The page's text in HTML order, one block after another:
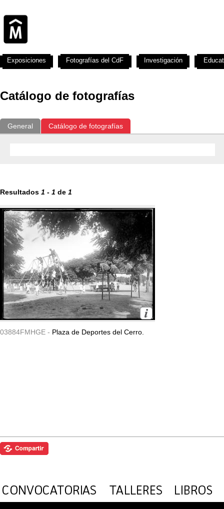
Catálogo de fotografías
General Catálogo de fotografías
Resultados 1 - 1 de 1
03884FMHGE - Plaza de Deportes del Cerro.
Exposiciones Fotografías del CdF Investigación